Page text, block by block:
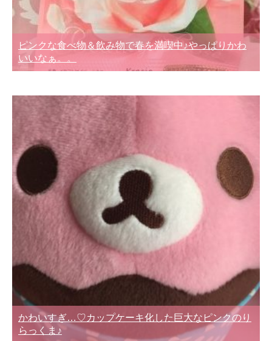
ピンクな食べ物＆飲み物で春を満喫中♪やっぱりかわ
いいなぁ。。
かわいすぎ…♡カップケーキ化した巨大なピンクのり
らっくま♪